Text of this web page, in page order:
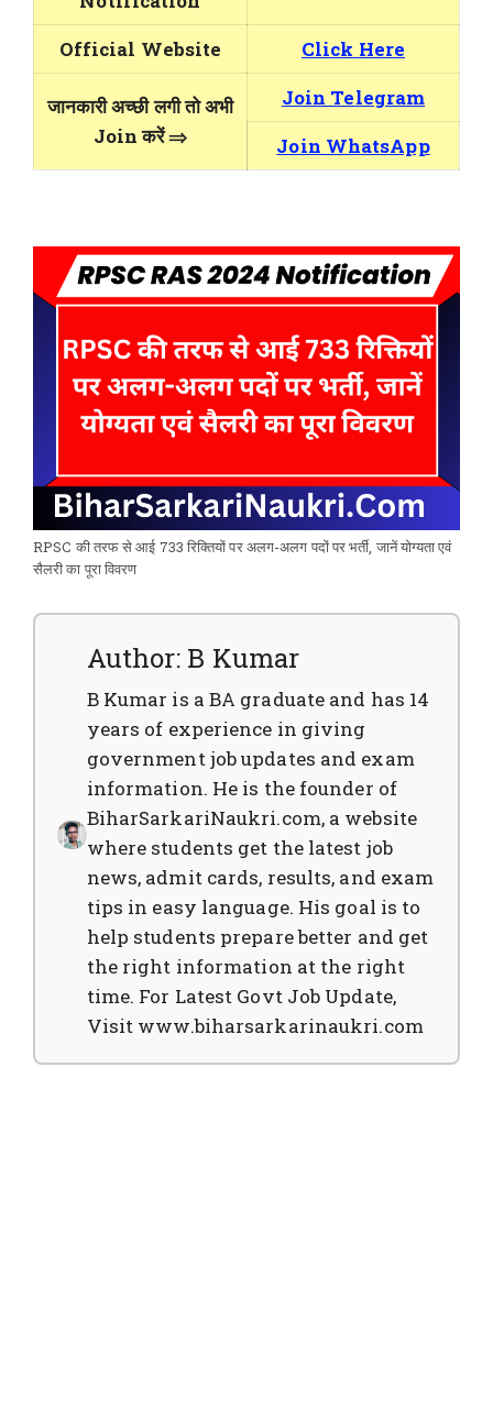
Official Website
Click Here
जानकारी अच्छी लगी तो अभी
Join करें ⇒
Join Telegram
Join WhatsApp
RPSC की तरफ से आई 733 रिक्तियों पर अलग-अलग पदों पर भर्ती, जानें योग्यता एवं
सैलरी का पूरा विवरण
Author: B Kumar
B Kumar is a BA graduate and has 14
years of experience in giving
government job updates and exam
information. He is the founder of
BiharSarkariNaukri.com, a website
where students get the latest job
news, admit cards, results, and exam
tips in easy language. His goal is to
help students prepare better and get
the right information at the right
time. For Latest Govt Job Update,
Visit www.biharsarkarinaukri.com